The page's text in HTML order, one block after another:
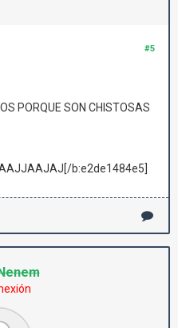
#5
PORQUE SON CHISTOSAS
b:e2de1484e5]